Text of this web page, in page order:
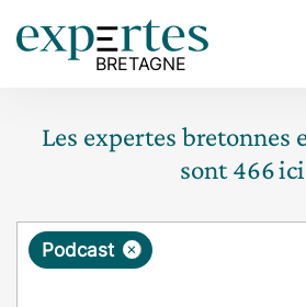
Les expertes bretonnes
sont466
R
×
Podcast